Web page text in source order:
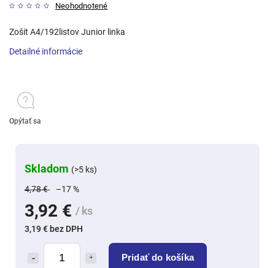
Neohodnotené
4,78 € –17 %
3,92 € / ks
3,19 € bez DPH
Pridať do košíka
Skladom (>5 ks)
Zošit A4/192listov Junior linka
Detailné informácie
Opýtať sa